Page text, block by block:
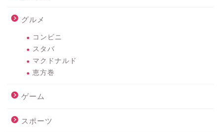
グルメ
コンビニ
スタバ
マクドナルド
恵方巻
ゲーム
スポーツ